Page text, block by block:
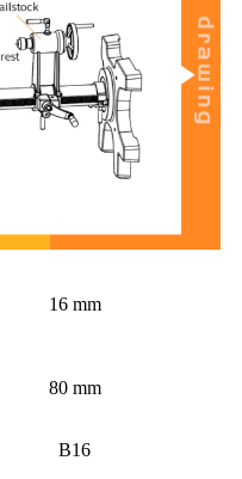
16 mm
80 mm
B16